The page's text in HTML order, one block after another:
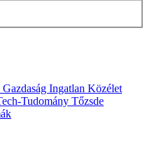
Gazdaság Ingatlan Közélet
Tudomány Tőzsde